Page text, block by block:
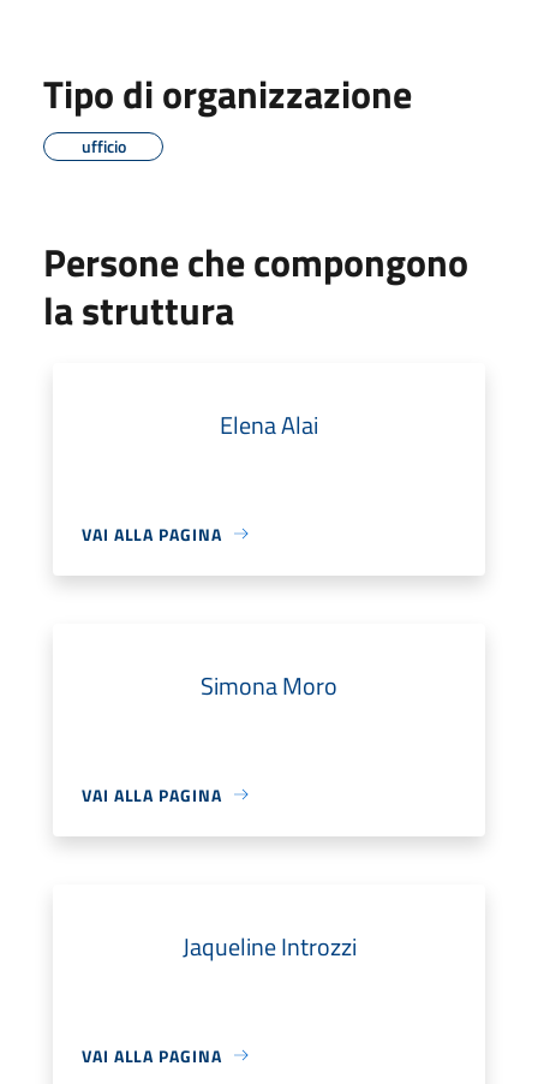
Tipo di organizzazione
ufficio
Persone che compongono
la struttura
Elena Alai
VAI ALLA PAGINA
Simona Moro
VAI ALLA PAGINA
Jaqueline Introzzi
VAI ALLA PAGINA